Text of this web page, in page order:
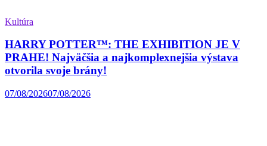
Kultúra
HARRY POTTER™: THE EXHIBITION JE V
PRAHE! Najväčšia a najkomplexnejšia výstava
otvorila svoje brány!
07/08/202607/08/2026